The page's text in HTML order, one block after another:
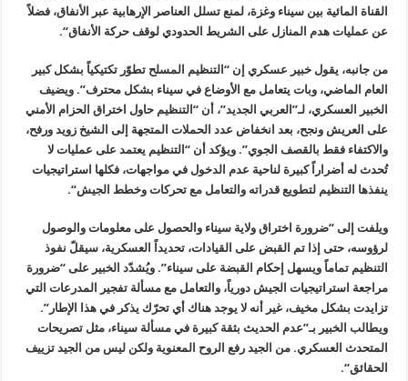
القناة المائية بين سيناء وغزة، لمنع تسلل العناصر الإرهابية عبر الأنفاق، فضلاً
عن عمليات هدم المنازل على الشريط الحدودي لوقف حركة الأنفاق“.
من جانبه، يقول خبير عسكري إن “التنظيم المسلح تطوّر تكتيكياً بشكل كبير
العام الماضي، وبات يتعامل مع الأوضاع في سيناء بشكل محترف”. ويضيف
الخبير العسكري، لـ”العربي الجديد”، أن “التنظيم حاول اختراق الحزام الأمني
على العريش ونجح، بعد انخفاض عدد الحملات المتجهة إلى الشيخ زويد ورفح،
والاكتفاء فقط بالقصف الجوي”. ويؤكد أن “التنظيم يعتمد على عمليات لا
تُحدث له أضراراً كبيرة لناحية عدم الدخول في مواجهات، فكلها استراتيجيات
ينفذها التنظيم لتطويع قدراته والتعامل مع تحركات وخطط الجيش“.
ويلفت إلى “ضرورة اختراق ولاية سيناء والحصول على معلومات والوصول
لرؤوسه، حتى إذا تم القبض على القيادات، تحديداً العسكرية، سيقلّ نفوذ
التنظيم تماماً ويسهل إحكام القبضة على سيناء”. ويُشدّد الخبير على “ضرورة
مراجعة استراتيجيات الجيش دورياً، والتعامل مع مسألة تفجير المدرعات التي
تزايدت بشكل مخيف، غير أنه لا يوجد هناك أي تحرّك يذكر في هذا الإطار”.
ويطالب الخبير بـ”عدم الحديث بثقة كبيرة في مسألة سيناء، مثل تصريحات
المتحدث العسكري. من الجيد رفع الروح المعنوية ولكن ليس من الجيد تزييف
الحقائق“.